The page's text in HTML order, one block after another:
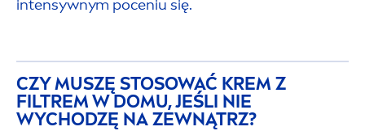
intensywnym poceniu się.
CZY MUSZĘ STOSOWAĆ KREM Z
FILTREM W DOMU, JEŚLI NIE
WYCHODZĘ NA ZEWNĄTRZ?